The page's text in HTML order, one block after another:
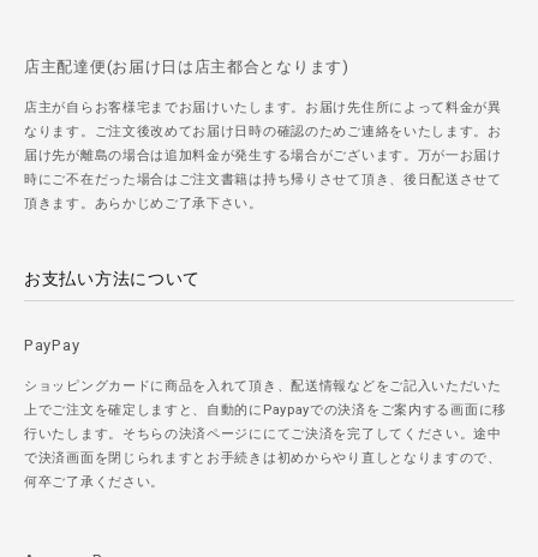
店主配達便(お届け日は店主都合となります)
店主が自らお客様宅までお届けいたします。お届け先住所によって料金が異
なります。ご注文後改めてお届け日時の確認のためご連絡をいたします。お
届け先が離島の場合は追加料金が発生する場合がございます。万が一お届け
時にご不在だった場合はご注文書籍は持ち帰りさせて頂き、後日配送させて
頂きます。あらかじめご了承下さい。
お支払い方法について
PayPay
ショッピングカードに商品を入れて頂き、配送情報などをご記入いただいた
上でご注文を確定しますと、自動的にPaypayでの決済をご案内する画面に移
行いたします。そちらの決済ページににてご決済を完了してください。途中
で決済画面を閉じられますとお手続きは初めからやり直しとなりますので、
何卒ご了承ください。